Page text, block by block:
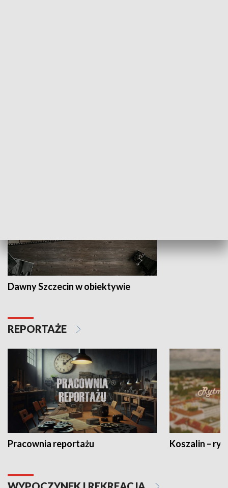
Dawny Szczecin w obiektywie
REPORTAŻE
Pracownia reportażu Koszalin –